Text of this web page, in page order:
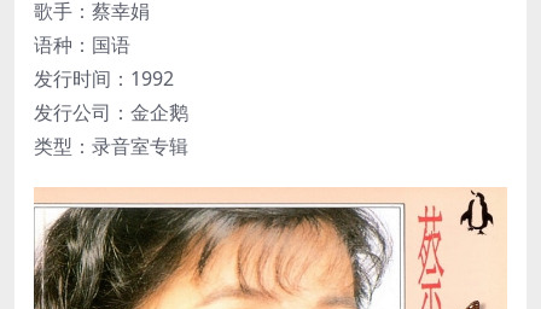
歌手：蔡幸娟
语种：国语
发行时间：1992
发行公司：金企鹅
类型：录音室专辑